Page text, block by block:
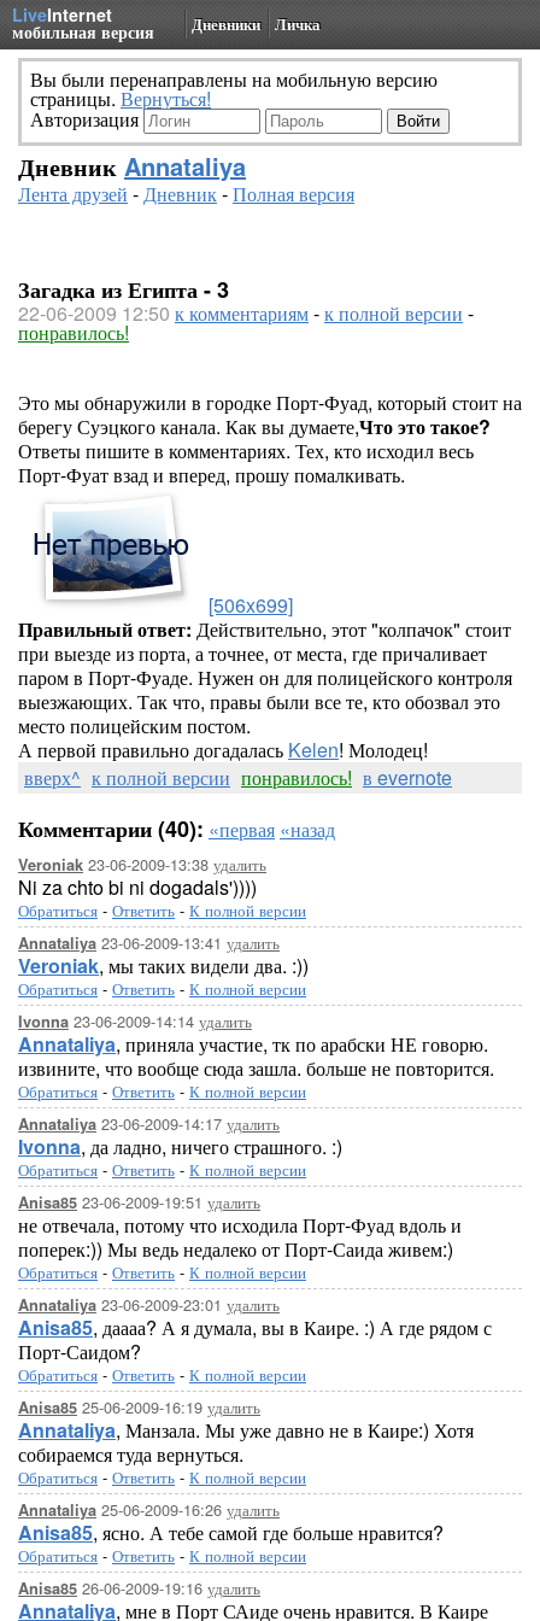
LiveInternet
мобильная версия Дневники Личка
Вы были перенаправлены на мобильную версию
страницы. Вернуться!
Авторизация
Дневник Annataliya
Лента друзей -Дневник-Полная версия
Загадка из Египта - 3
22-06-2009 12:50 к комментариям-к полной версии -
понравилось!
Это мы обнаружили в городке Порт-Фуад, который стоит на
берегу Суэцкого канала. Как вы думаете,Что это такое?
Ответы пишите в комментариях. Тех, кто исходил весь
Порт-Фуат взад и вперед, прошу помалкивать.
[506x699]
Правильный ответ: Действительно, этот "колпачок" стоит
при выезде из порта, а точнее, от места, где причаливает
паром в Порт-Фуаде. Нужен он для полицейского контроля
выезжающих. Так что, правы были все те, кто обозвал это
место полицейским постом.
А первой правильно догадалась Kelen! Молодец!
вверх^ к полной версии понравилось! в evernote
Комментарии (40): «первая «назад
Veroniak 23-06-2009-13:38 удалить
Ni za chto bi ni dogadals'))))
Обратиться - Ответить - К полной версии
Annataliya 23-06-2009-13:41 удалить
Veroniak, мы таких видели два. :))
Обратиться - Ответить - К полной версии
Ivonna 23-06-2009-14:14 удалить
Annataliya, приняла участие, тк по арабски НЕ говорю.
извините, что вообще сюда зашла. больше не повторится.
Обратиться - Ответить - К полной версии
Annataliya 23-06-2009-14:17 удалить
Ivonna, да ладно, ничего страшного. :)
Обратиться - Ответить - К полной версии
Anisa85 23-06-2009-19:51 удалить
не отвечала, потому что исходила Порт-Фуад вдоль и
поперек:)) Мы ведь недалеко от Порт-Саида живем:)
Обратиться - Ответить - К полной версии
Annataliya 23-06-2009-23:01 удалить
Anisa85, даааа? А я думала, вы в Каире. :) А где рядом с
Порт-Саидом?
Обратиться - Ответить - К полной версии
Anisa85 25-06-2009-16:19 удалить
Annataliya, Манзала. Мы уже давно не в Каире:) Хотя
собираемся туда вернуться.
Обратиться - Ответить - К полной версии
Annataliya 25-06-2009-16:26 удалить
Anisa85, ясно. А тебе самой где больше нравится?
Обратиться - Ответить - К полной версии
Anisa85 26-06-2009-19:16 удалить
Annataliya, мне в Порт САиде очень нравится. В Каире